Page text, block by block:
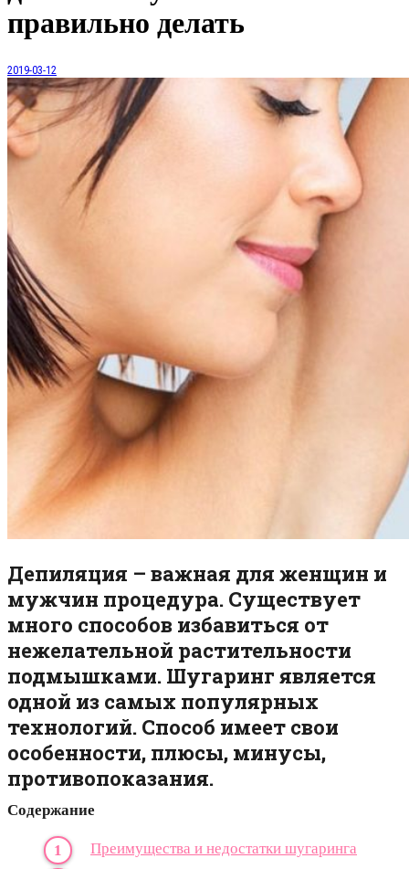
правильно делать
2019-03-12
Депиляция – важная для женщин и
мужчин процедура. Существует
много способов избавиться от
нежелательной растительности
подмышками. Шугаринг является
одной из самых популярных
технологий. Способ имеет свои
особенности, плюсы, минусы,
противопоказания.
Содержание
Преимущества и недостатки шугаринга